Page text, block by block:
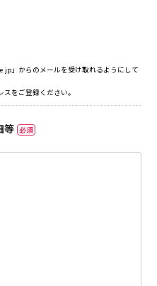
」からのメールを受け取れるようにして
をご登録ください。
等 必須